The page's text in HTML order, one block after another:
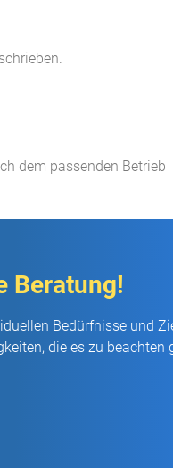
dem passenden Betrieb​
Beratung!
Bedürfnisse und
die es zu beachten